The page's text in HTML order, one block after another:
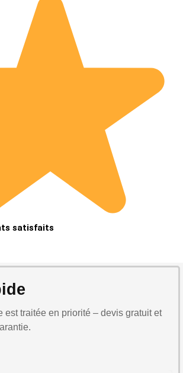
satisfaits
est traitée en priorité – devis gratuit et